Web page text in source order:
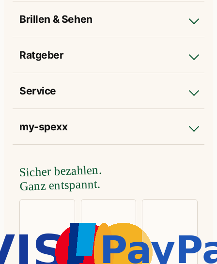
Brillen & Sehen
Ratgeber
Service
my-spexx
Sicher bezahlen.
Ganz entspannt.